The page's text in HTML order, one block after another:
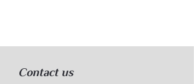
Contact us